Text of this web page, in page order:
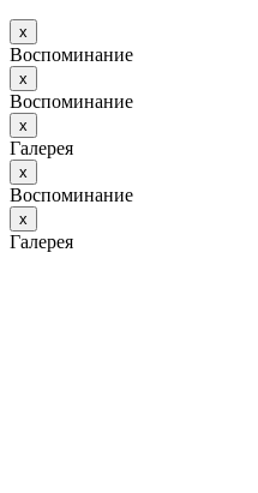
х
Воспоминание
х
Воспоминание
х
Галерея
х
Воспоминание
х
Галерея